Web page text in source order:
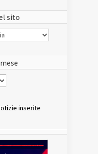
sito
inserite